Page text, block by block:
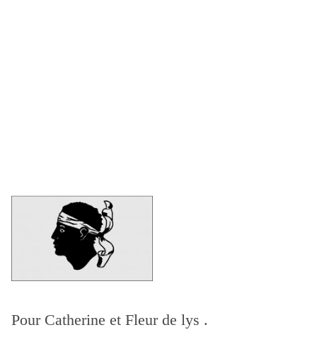
Pour Catherine et Fleur de lys .